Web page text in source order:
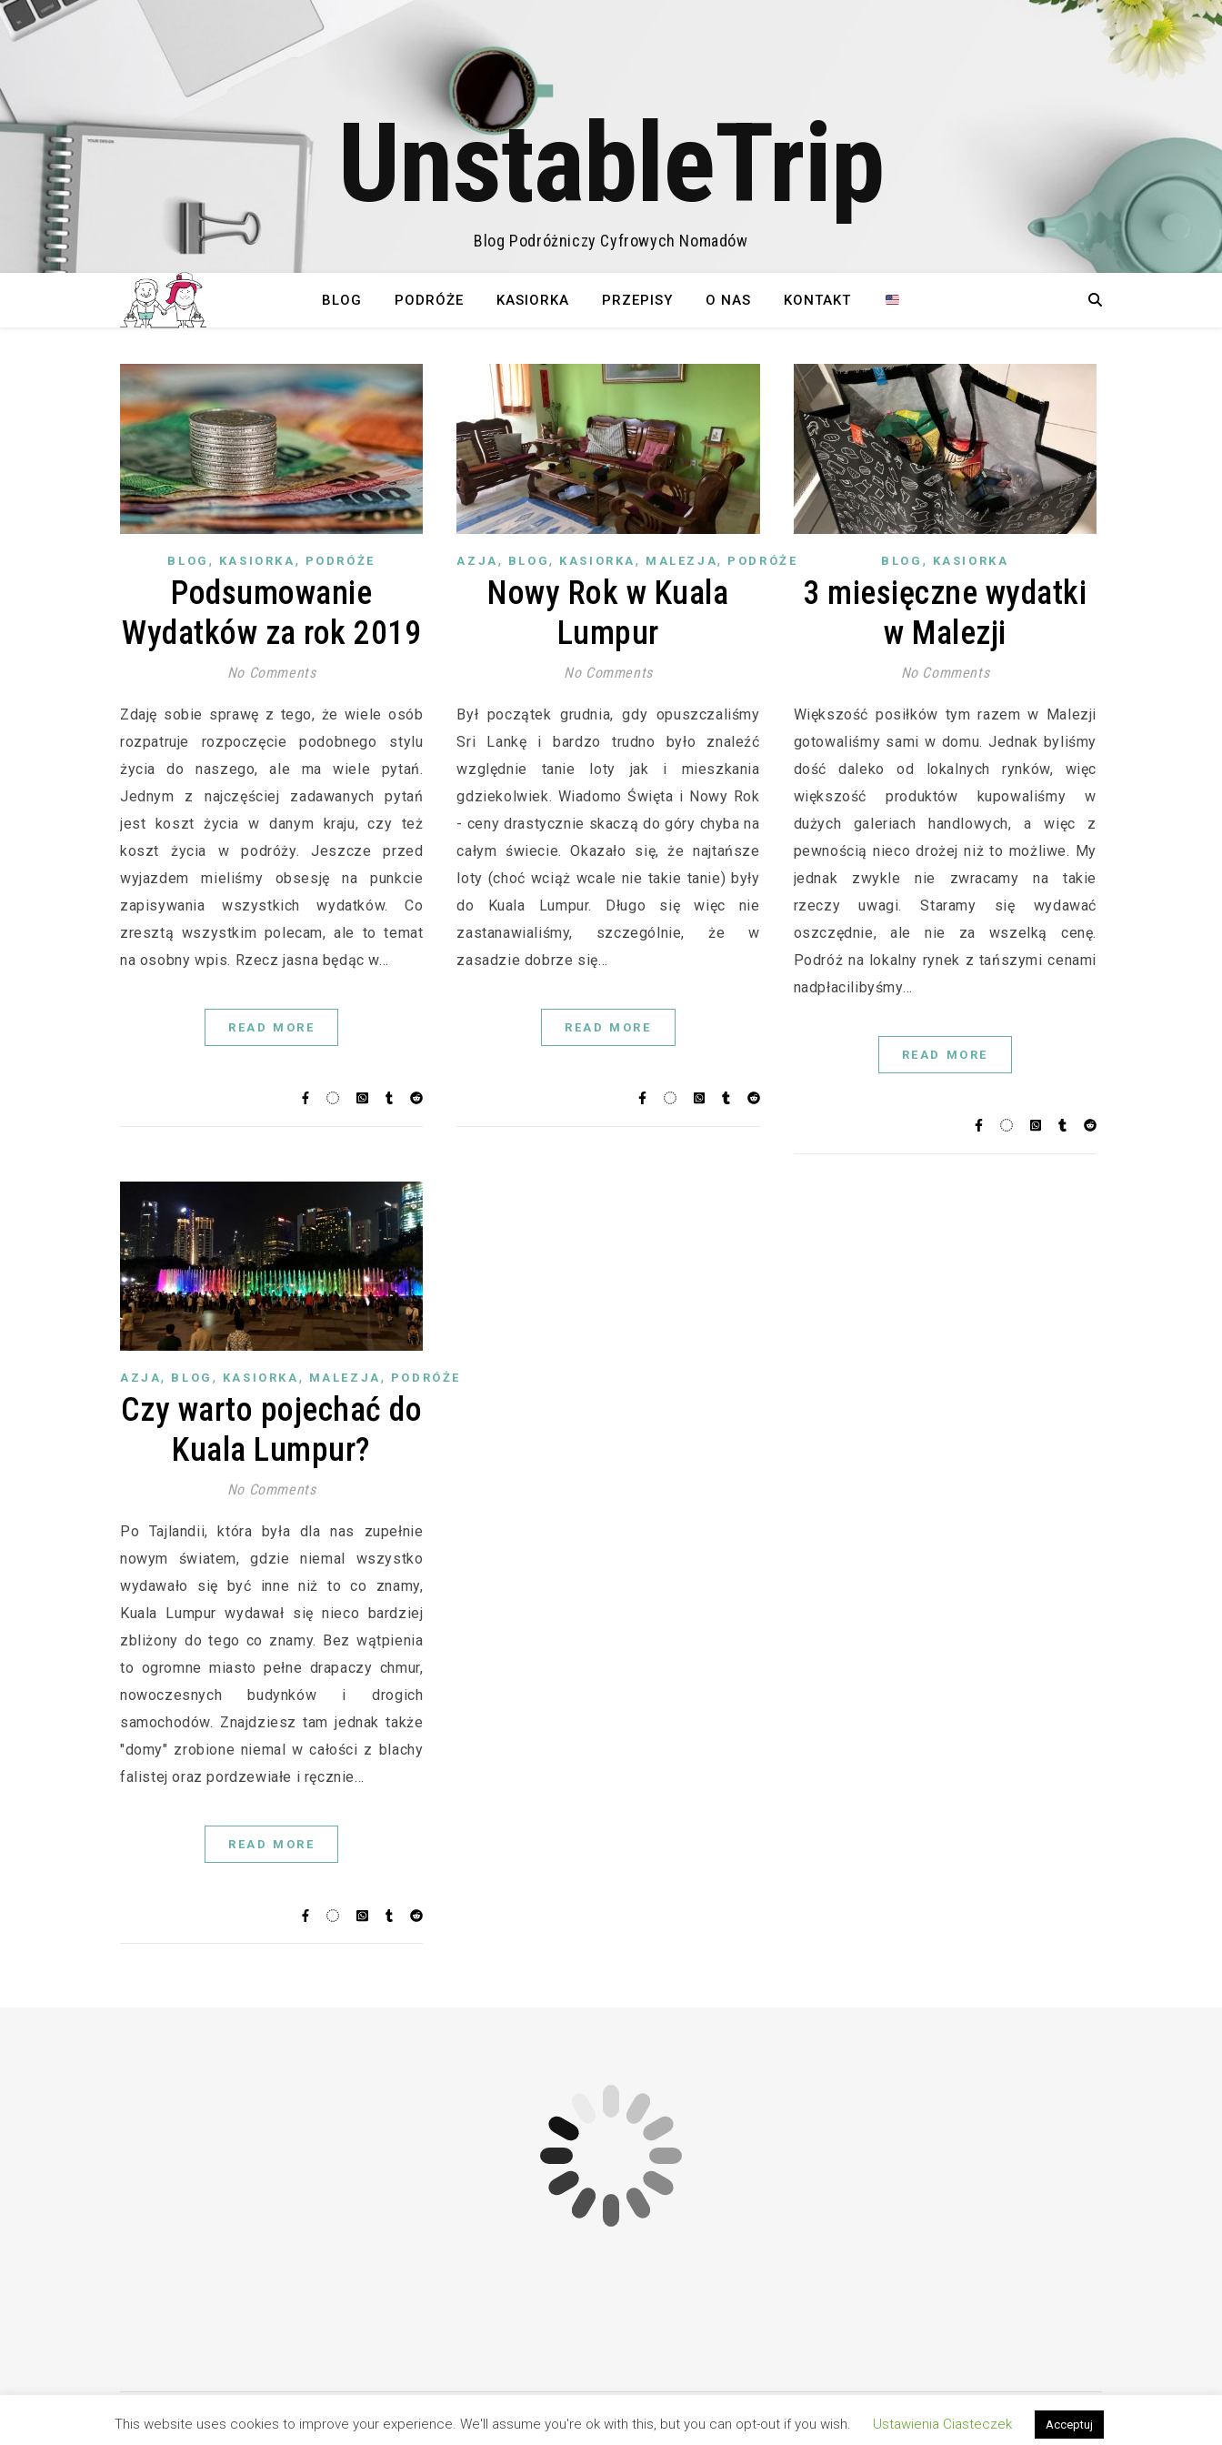
UnstableTrip
Blog Podróżniczy Cyfrowych Nomadów
BLOG PODRÓŻE KASIORKA PRZEPISY O NAS KONTAKT
BLOG , KASIORKA , PODRÓŻE
Podsumowanie
Wydatków za rok 2019
No Comments
Zdaję sobie sprawę z tego, że wiele osób
rozpatruje rozpoczęcie podobnego stylu
życia do naszego, ale ma wiele pytań.
Jednym z najczęściej zadawanych pytań
jest koszt życia w danym kraju, czy też
koszt życia w podróży. Jeszcze przed
wyjazdem mieliśmy obsesję na punkcie
zapisywania wszystkich wydatków. Co
zresztą wszystkim polecam, ale to temat
na osobny wpis. Rzecz jasna będąc w…
READ MORE
AZJA , BLOG, KASIORKA , MALEZJA, PODRÓŻE
Nowy Rok w Kuala
Lumpur
No Comments
Był początek grudnia, gdy opuszczaliśmy
Sri Lankę i bardzo trudno było znaleźć
względnie tanie loty jak i mieszkania
gdziekolwiek. Wiadomo Święta i Nowy Rok
- ceny drastycznie skaczą do góry chyba na
całym świecie. Okazało się, że najtańsze
loty (choć wciąż wcale nie takie tanie) były
do Kuala Lumpur. Długo się więc nie
zastanawialiśmy, szczególnie, że w
zasadzie dobrze się…
READ MORE
BLOG , KASIORKA
3 miesięczne wydatki
w Malezji
No Comments
Większość posiłków tym razem w Malezji
gotowaliśmy sami w domu. Jednak byliśmy
dość daleko od lokalnych rynków, więc
większość produktów kupowaliśmy w
dużych galeriach handlowych, a więc z
pewnością nieco drożej niż to możliwe. My
jednak zwykle nie zwracamy na takie
rzeczy uwagi. Staramy się wydawać
oszczędnie, ale nie za wszelką cenę.
Podróż na lokalny rynek z tańszymi cenami
nadpłacilibyśmy…
READ MORE
AZJA, BLOG , KASIORKA , MALEZJA , PODRÓŻE
Czy warto pojechać do
Kuala Lumpur?
No Comments
Po Tajlandii, która była dla nas zupełnie
nowym światem, gdzie niemal wszystko
wydawało się być inne niż to co znamy,
Kuala Lumpur wydawał się nieco bardziej
zbliżony do tego co znamy. Bez wątpienia
to ogromne miasto pełne drapaczy chmur,
nowoczesnych budynków i drogich
samochodów. Znajdziesz tam jednak także
"domy" zrobione niemal w całości z blachy
falistej oraz pordzewiałe i ręcznie…
READ MORE
UnstableTrip - 2026 ©
Główna O nas Ciasteczka Polityka Prywatności Kontakt
This website uses cookies to improve your experience. We'll assume you're ok with this, but you can opt-out if you wish. Ustawienia Ciasteczek Acceptuj